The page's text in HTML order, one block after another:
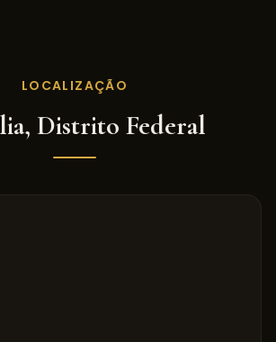
LOCALIZAÇÃO
, Distrito Federal